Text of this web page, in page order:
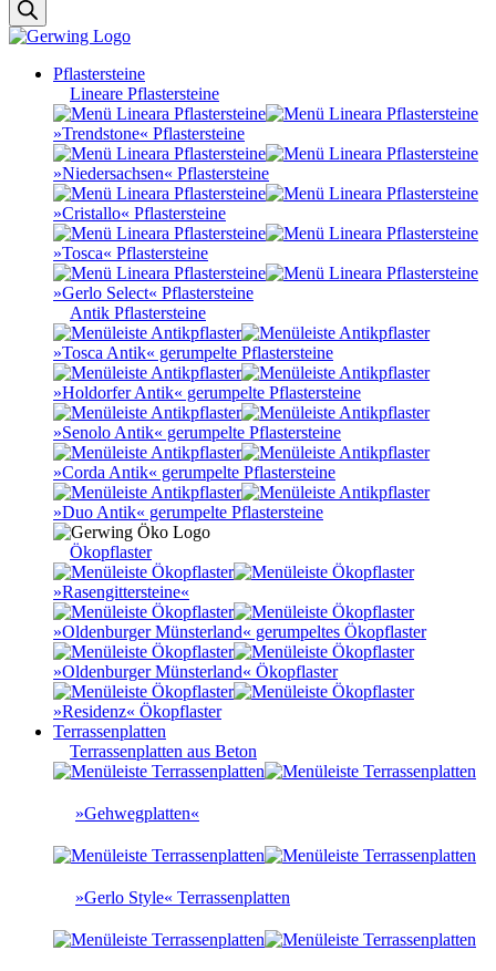
Pflastersteine
Lineare Pflastersteine
»Trendstone« Pflastersteine
»Niedersachsen« Pflastersteine
»Cristallo« Pflastersteine
»Tosca« Pflastersteine
»Gerlo Select« Pflastersteine
Antik Pflastersteine
»Tosca Antik« gerumpelte Pflastersteine
»Holdorfer Antik« gerumpelte Pflastersteine
»Senolo Antik« gerumpelte Pflastersteine
»Corda Antik« gerumpelte Pflastersteine
»Duo Antik« gerumpelte Pflastersteine
Ökopflaster
»Rasengittersteine«
»Oldenburger Münsterland« gerumpeltes Ökopflaster
»Oldenburger Münsterland« Ökopflaster
»Residenz« Ökopflaster
Terrassenplatten
Terrassenplatten aus Beton
»Gehwegplatten«
»Gerlo Style« Terrassenplatten